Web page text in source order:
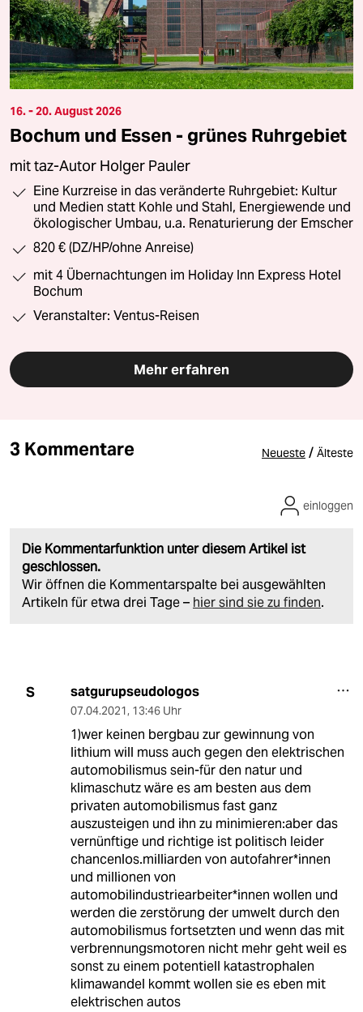
16. - 20. August 2026
Bochum und Essen - grünes Ruhrgebiet
mit taz-Autor Holger Pauler
Eine Kurzreise in das veränderte Ruhrgebiet: Kultur
und Medien statt Kohle und Stahl, Energiewende und
ökologischer Umbau, u.a. Renaturierung der Emscher
820 € (DZ/HP/ohne Anreise)
mit 4 Übernachtungen im Holiday Inn Express Hotel
Bochum
Veranstalter: Ventus-Reisen
Mehr erfahren
3 Kommentare Neueste / Älteste
Die Kommentarfunktion unter diesem Artikel ist
geschlossen.
Wir öffnen die Kommentarspalte bei ausgewählten
Artikeln für etwa drei Tage – hier sind sie zu finden.
einloggen
S satgurupseudologos
07.04.2021, 13:46 Uhr
1)wer keinen bergbau zur gewinnung von
lithium will muss auch gegen den elektrischen
automobilismus sein-für den natur und
klimaschutz wäre es am besten aus dem
privaten automobilismus fast ganz
auszusteigen und ihn zu minimieren:aber das
vernünftige und richtige ist politisch leider
chancenlos.milliarden von autofahrer*innen
und millionen von
automobilindustriearbeiter*innen wollen und
werden die zerstörung der umwelt durch den
automobilismus fortsetzten und wenn das mit
verbrennungsmotoren nicht mehr geht weil es
sonst zu einem potentiell katastrophalen
klimawandel kommt wollen sie es eben mit
elektrischen autos